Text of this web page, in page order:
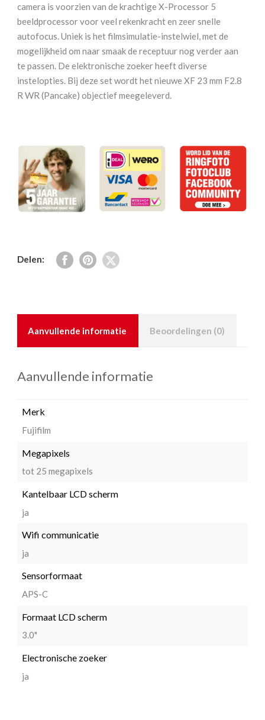
mm
F2.8
WR
aantal
camera is voorzien van de krachtige X-Processor 5
beeldprocessor voor veel rekenkracht en zeer snelle
autofocus. Uniek is het filmsimulatie-instelwiel, met de
mogelijkheid om naar smaak de receptuur nog verder aan
te passen. De elektronische zoeker heeft diverse
instelopties. Bij deze set wordt het nieuwe XF 23 mm F2.8
R WR (Pancake) objectief meegeleverd.
Delen:
Aanvullende informatie Beoordelingen (0)
Aanvullende informatie
Merk
Fujifilm
Megapixels
tot 25 megapixels
Kantelbaar LCD scherm
ja
Wifi communicatie
ja
Sensorformaat
APS-C
Formaat LCD scherm
3.0"
Electronische zoeker
ja